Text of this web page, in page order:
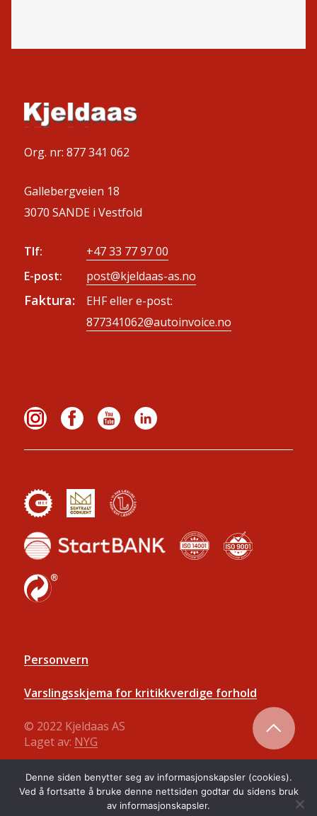
Org. nr: 877 341 062
Gallebergveien 18
3070 SANDE i Vestfold
Tlf:
+47 33 77 97 00
E-post:
post@kjeldaas-as.no
Faktura:
EHF eller e-post:
877341062@autoinvoice.no
Personvern
Varslingsskjema for kritikkverdige forhold
© 2022 Kjeldaas AS
Laget av: NYG
Denne siden benytter seg av informasjonskapsler (cookies).
Ved å fortsatte å bruke denne nettsiden godtar du sidens bruk
av informasjonskapsler.